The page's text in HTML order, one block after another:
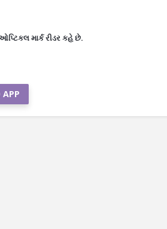
માર્ક રીડર કહે છે.
APP